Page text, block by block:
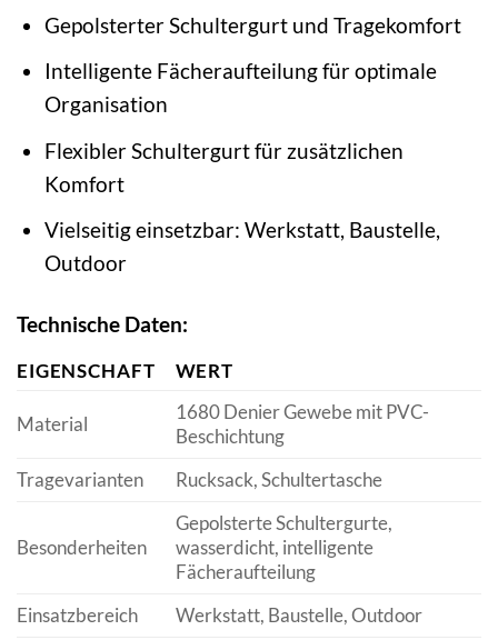
Gepolsterter Schultergurt und Tragekomfort
Intelligente Fächeraufteilung für optimale
Organisation
Flexibler Schultergurt für zusätzlichen
Komfort
Vielseitig einsetzbar: Werkstatt, Baustelle,
Outdoor
Technische Daten:
EIGENSCHAFT WERT
Material
1680 Denier Gewebe mit PVC-
Beschichtung
Tragevarianten
Rucksack, Schultertasche
Besonderheiten
Gepolsterte Schultergurte,
wasserdicht, intelligente
Fächeraufteilung
Einsatzbereich
Werkstatt, Baustelle, Outdoor